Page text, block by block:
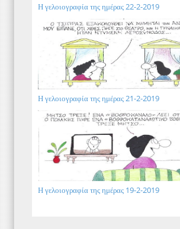
Η γελοιογραφία της ημέρας 22-2-2019
Η γελοιογραφία της ημέρας 21-2-2019
Η γελοιογραφία της ημέρας 19-2-2019